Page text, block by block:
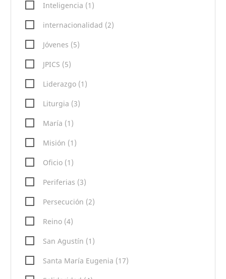
Inteligencia (1)
internacionalidad (2)
Jóvenes (5)
JPICS (5)
Liderazgo (1)
Liturgia (3)
María (1)
Misión (1)
Oficio (1)
Periferias (3)
Persecución (2)
Reino (4)
San Agustín (1)
Santa María Eugenia (17)